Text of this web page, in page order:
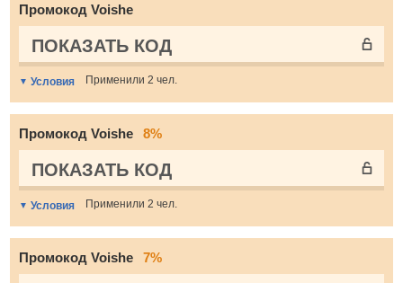
Промокод Voishe
ПОКАЗАТЬ КОД
Условия Применили 2 чел.
Промокод Voishe 8%
ПОКАЗАТЬ КОД
Условия Применили 2 чел.
Промокод Voishe 7%